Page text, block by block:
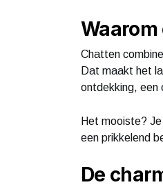
Chatten
Dat maakt het
ontdekking, een
Het mooiste?
een prikkelend
De